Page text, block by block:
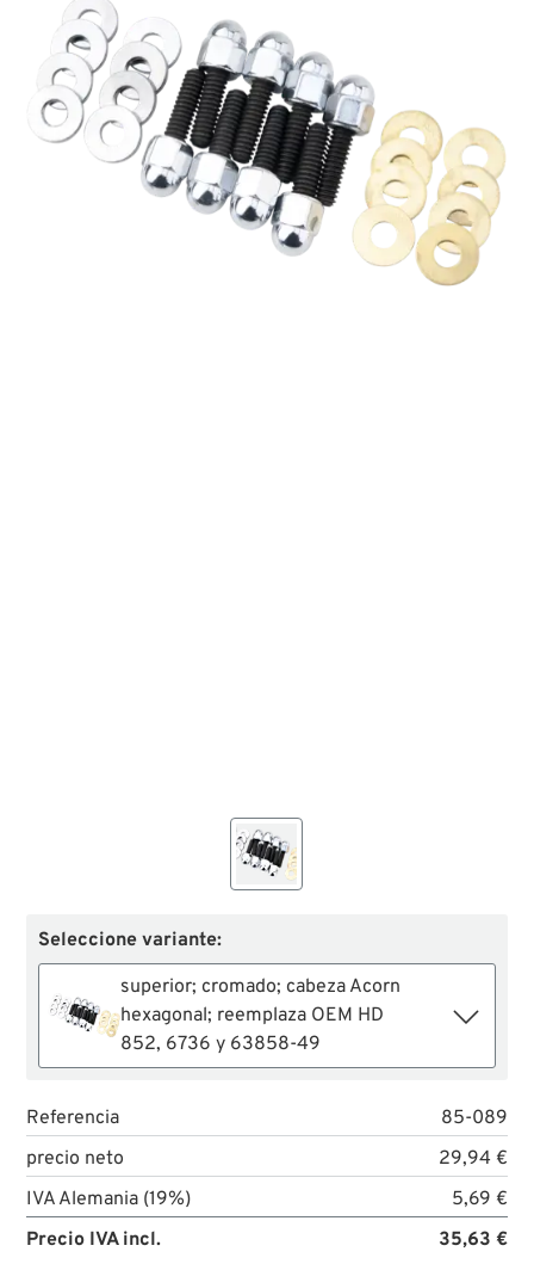
Seleccione variante:
superior; cromado; cabeza Acorn
hexagonal; reemplaza OEM HD
852, 6736 y 63858-49
Referencia
85-089
precio neto
29,94 €
IVA Alemania (19%)
5,69 €
Precio IVA incl.
35,63 €